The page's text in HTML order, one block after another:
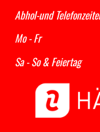
Abhol-und
Mo - Fr
Sa - So &